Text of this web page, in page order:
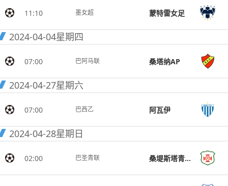
11:10 墨女超 蒙特雷女足
2024-04-04星期四
07:00 巴阿马联 桑塔纳AP
2024-04-27星期六
07:00 巴西乙 阿瓦伊
2024-04-28星期日
02:00 巴圣青联 桑堤斯塔青年队